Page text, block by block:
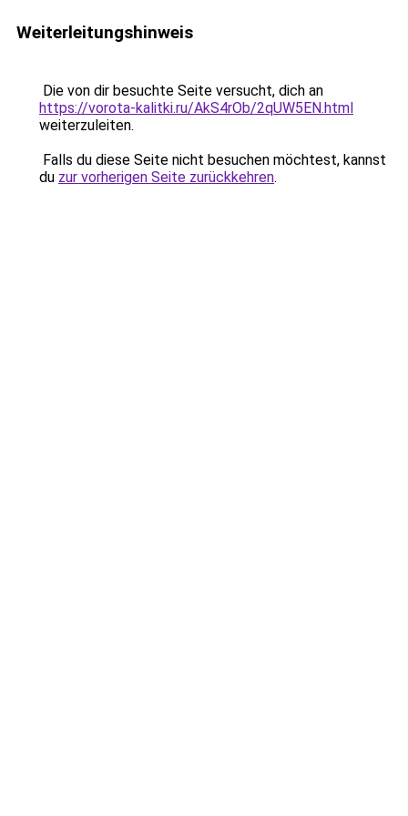
Weiterleitungshinweis
Die von dir besuchte Seite versucht, dich an
https://vorota-kalitki.ru/AkS4rOb/2qUW5EN.html
weiterzuleiten.
Falls du diese Seite nicht besuchen möchtest, kannst
du zur vorherigen Seite zurückkehren.